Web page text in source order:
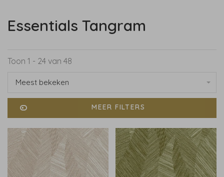
Essentials Tangram
Toon 1 - 24 van 48
Meest bekeken
MEER FILTERS